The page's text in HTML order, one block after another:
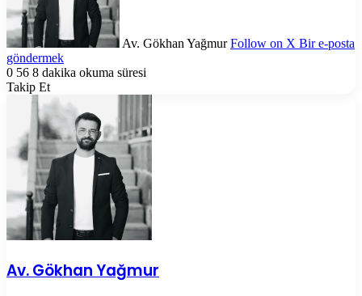
Av. Gökhan Yağmur Follow on X Bir e-posta
göndermek
0 56 8 dakika okuma süresi
Takip Et
Av. Gökhan Yağmur